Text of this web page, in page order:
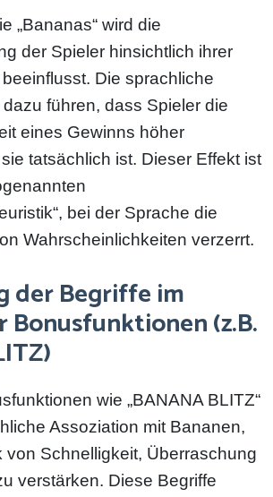
„Bananas“ wird die
der Spieler hinsichtlich ihrer
Die sprachliche
führen, dass Spieler die
eines Gewinns höher
tatsächlich ist. Dieser Effekt ist
bei der Sprache die
Wahrscheinlichkeiten verzerrt.
der Begriffe im
(z.B.
wie „BANANA BLITZ“
Assoziation mit Bananen,
von Schnelligkeit, Überraschung
verstärken. Diese Begriffe